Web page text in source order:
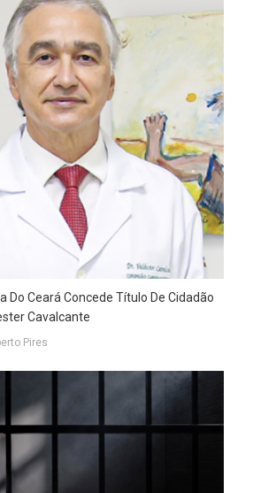
Do Ceará Concede Título De Cidadão
Cavalcante
Pires